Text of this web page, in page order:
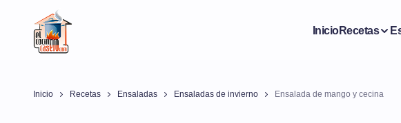
InicioRecetas
Inicio Recetas Ensaladas Ensaladas de invierno Ensalada de mango y cecina